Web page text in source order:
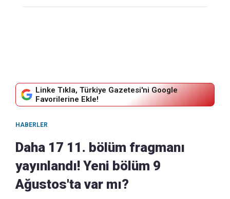
Linke Tıkla, Türkiye Gazetesi'ni Google
Favorilerine Ekle!
HABERLER
Daha 17 11. bölüm fragmanı
yayınlandı! Yeni bölüm 9
Ağustos'ta var mı?